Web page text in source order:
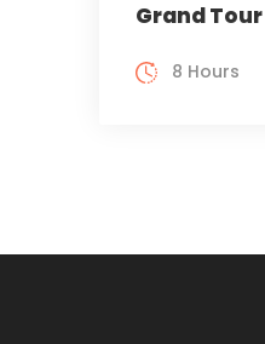
Grand
8 Hours